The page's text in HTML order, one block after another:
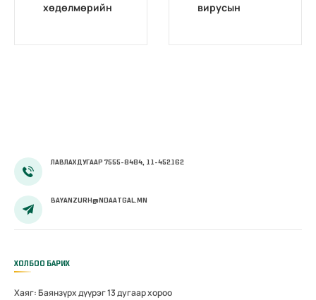
хөдөлмөрийн
зохион
вирусын
ЛАВЛАХ ДУГААР 7555-8484, 11-452162
BAYANZURH@NDAATGAL.MN
ХОЛБОО БАРИХ
Хаяг: Баянзүрх дүүрэг 13 дугаар хороо